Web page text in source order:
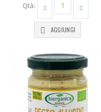
Qtà:
AGGIUNGI